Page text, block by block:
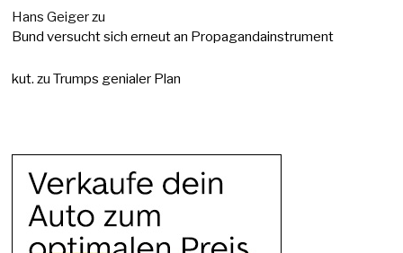
Hans Geigerzu
Bund versucht sich erneut an Propagandainstrument
kut. zuTrumps genialer Plan